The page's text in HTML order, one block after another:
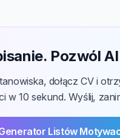
Pozwól
dołącz CV i
w 10 sekund. Wyślij,
Listów